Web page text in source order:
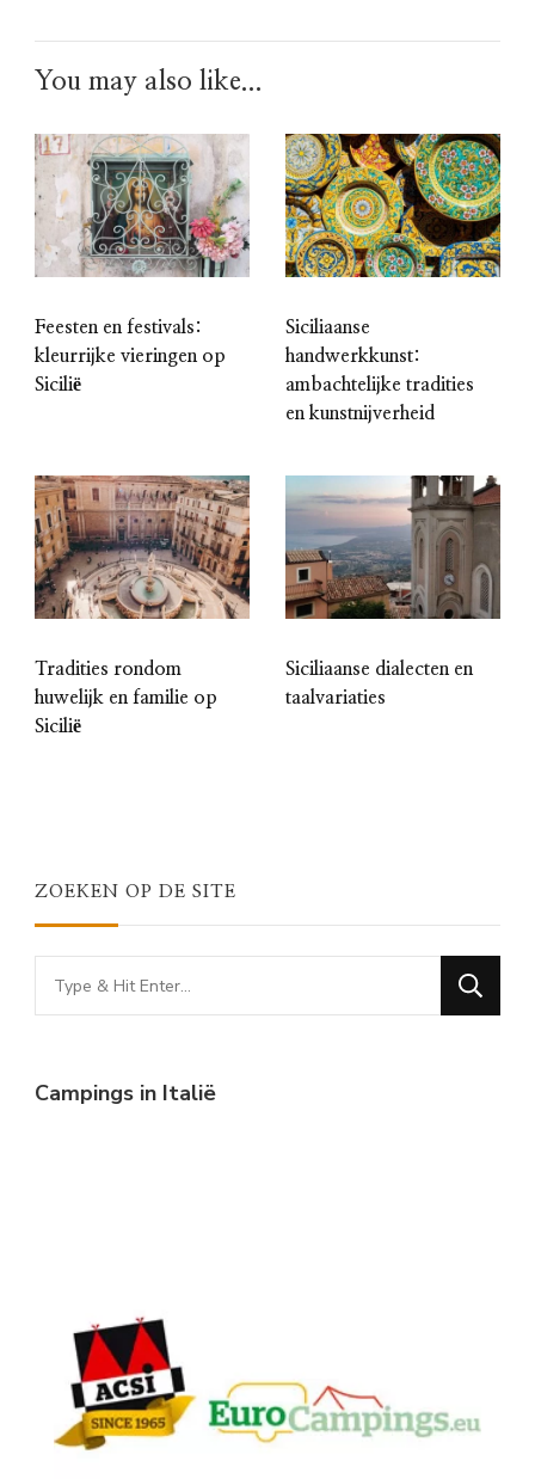
You may also like...
Feesten en festivals:
kleurrijke vieringen op
Sicilië
Siciliaanse
handwerkkunst:
ambachtelijke tradities
en kunstnijverheid
Tradities rondom
huwelijk en familie op
Sicilië
Siciliaanse dialecten en
taalvariaties
ZOEKEN OP DE SITE
Looking
for
Campings in Italië